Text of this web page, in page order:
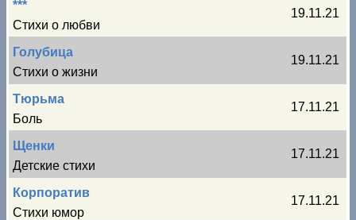
***
Стихи о любви
19.11.21
Голубица
Стихи о жизни
19.11.21
Тюрьма
Боль
17.11.21
Щенки
Детские стихи
17.11.21
Корпоратив
Стихи юмор
17.11.21